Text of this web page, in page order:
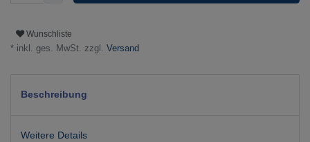
Wunschliste
* inkl. ges. MwSt. zzgl. Versand
Beschreibung
Weitere Details